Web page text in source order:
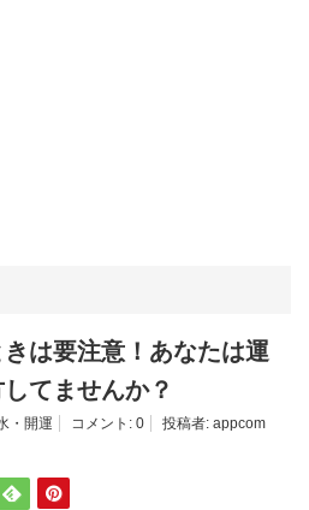
は要注意！あなたは運
てませんか？
・開運 コメント: 0 投稿者: appcom